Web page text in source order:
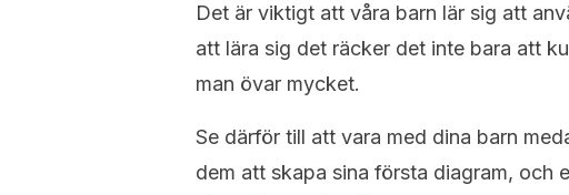
Det är viktigt att våra barn lär sig att
att lära sig det räcker det inte bara att
man övar mycket.
Se därför till att vara med dina barn
dem att skapa sina första diagram, och